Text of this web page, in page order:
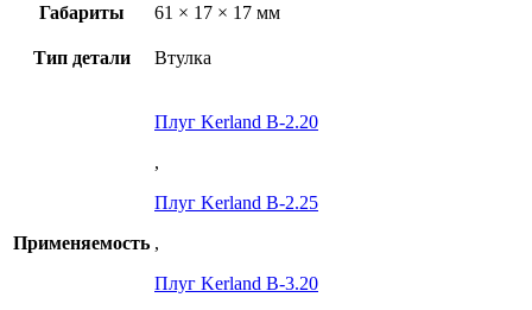
Габариты
61 × 17 × 17 мм
Тип детали Втулка
Применяемость
Плуг Kerland B-2.20
,
Плуг Kerland B-2.25
,
Плуг Kerland B-3.20